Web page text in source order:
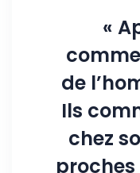
«
de
Ils
chez
proches